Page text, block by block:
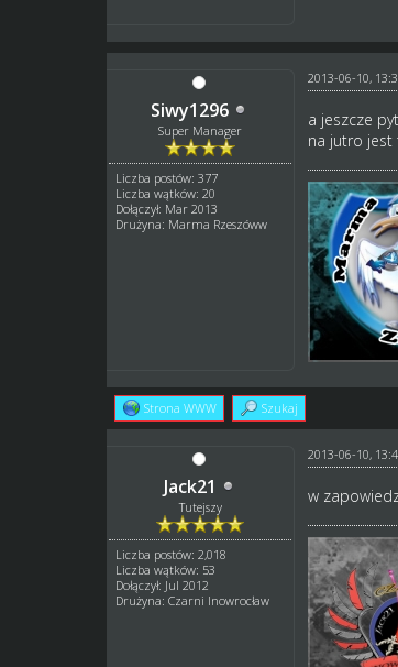
Siwy1296
Super Manager
Liczba postów: 377
Liczba wątków: 20
Dołączył: Mar 2013
Drużyna: Marma Rzeszóww
2013-06-10,
a jeszcze
na jutro jest
Strona WWW Szukaj
Jack21
Tutejszy
Liczba postów: 2,018
Liczba wątków: 53
Dołączył: Jul 2012
Drużyna: Czarni Inowrocław
2013-06-10,
w